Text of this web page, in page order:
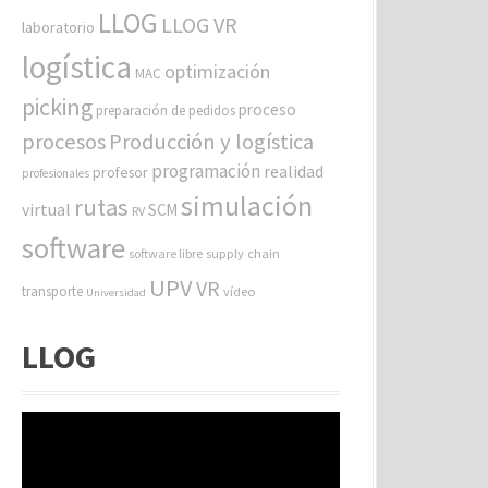
laboratorio LLOG LLOG VR
logística MAC optimización
picking preparación de pedidos proceso
procesosProducción y logística
profesionales profesor programación realidad
virtual rutas RV SCM simulación
software software libre supply chain
transporte Universidad UPVVR vídeo
LLOG